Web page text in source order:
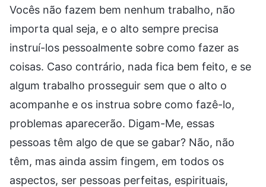
Vocês não fazem bem nenhum trabalho, não
importa qual seja, e o alto sempre precisa
instruí-los pessoalmente sobre como fazer as
coisas. Caso contrário, nada fica bem feito, e se
algum trabalho prosseguir sem que o alto o
acompanhe e os instrua sobre como fazê-lo,
problemas aparecerão. Digam-Me, essas
pessoas têm algo de que se gabar? Não, não
têm, mas ainda assim fingem, em todos os
aspectos, ser pessoas perfeitas, espirituais,